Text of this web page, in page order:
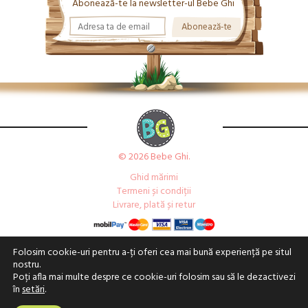
Abonează-te la newsletter-ul Bebe Ghi
© 2026 Bebe Ghi.
Ghid mărimi
Termeni și condiții
Livrare, plată și retur
Folosim cookie-uri pentru a-ți oferi cea mai bună experiență pe situl
nostru.
Poți afla mai multe despre ce cookie-uri folosim sau să le dezactivezi
însetări.